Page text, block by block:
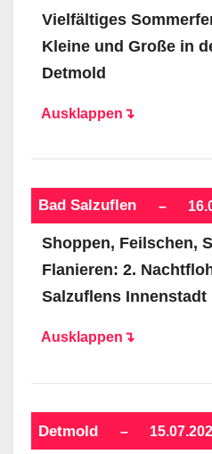
Vielfältiges
Kleine und Große in
Detmold
Ausklappen↴
Bad Salzuflen –
Shoppen, Feilschen,
Flanieren: 2.
Salzuflens Innenstadt
Ausklappen↴
Detmold –